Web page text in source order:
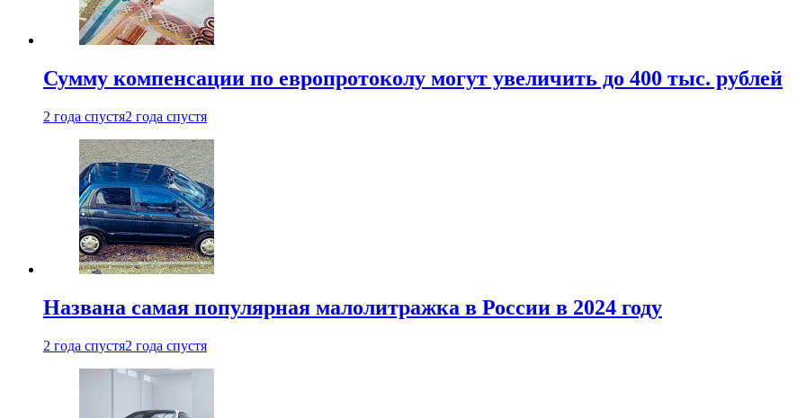
Сумму компенсации по европротоколу могут увеличить до 400 тыс. рублей
2 года спустя2 года спустя
Названа самая популярная малолитражка в России в 2024 году
2 года спустя2 года спустя